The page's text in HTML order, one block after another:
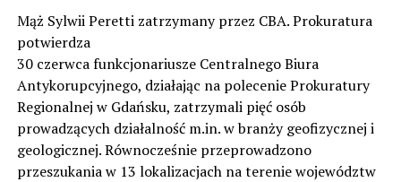
Mąż Sylwii Peretti zatrzymany przez CBA. Prokuratura
potwierdza
30 czerwca funkcjonariusze Centralnego Biura
Antykorupcyjnego, działając na polecenie Prokuratury
Regionalnej w Gdańsku, zatrzymali pięć osób
prowadzących działalność m.in. w branży geofizycznej i
geologicznej. Równocześnie przeprowadzono
przeszukania w 13 lokalizacjach na terenie województw